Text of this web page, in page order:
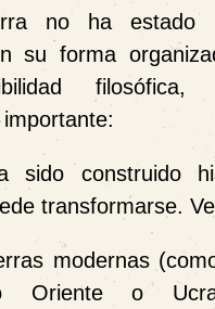
no ha estado
su forma
sido construido
transformarse.
modernas
Oriente o